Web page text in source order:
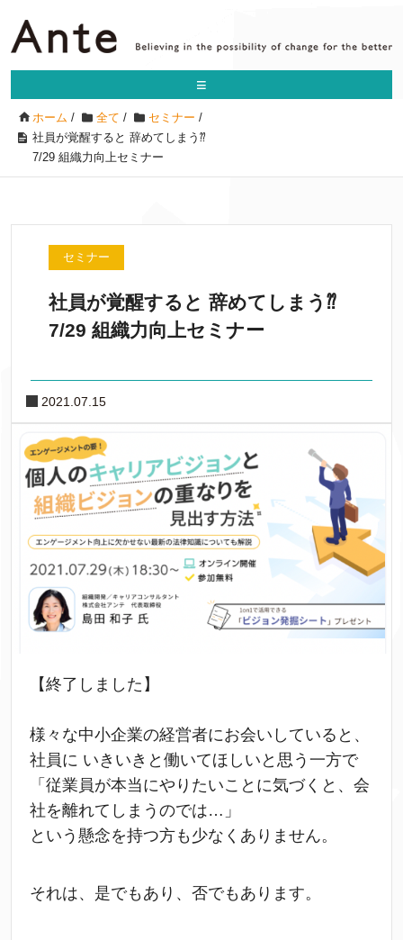
≡
ホーム / 全て / セミナー /
社員が覚醒すると 辞めてしまう⁇
7/29 組織力向上セミナー
セミナー
社員が覚醒すると 辞めてしまう⁇
7/29 組織力向上セミナー
2021.07.15
【終了しました】
様々な中小企業の経営者にお会いしていると、
社員に いきいきと働いてほしいと思う一方で
「従業員が本当にやりたいことに気づくと、会
社を離れてしまうのでは…」
という懸念を持つ方も少なくありません。
それは、是でもあり、否でもあります。